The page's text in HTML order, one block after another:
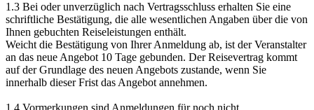
1.3 Bei oder unverzüglich nach Vertragsschluss erhalten Sie eine
schriftliche Bestätigung, die alle wesentlichen Angaben über die von
Ihnen gebuchten Reiseleistungen enthält.
Weicht die Bestätigung von Ihrer Anmeldung ab, ist der Veranstalter
an das neue Angebot 10 Tage gebunden. Der Reisevertrag kommt
auf der Grundlage des neuen Angebots zustande, wenn Sie
innerhalb dieser Frist das Angebot annehmen.